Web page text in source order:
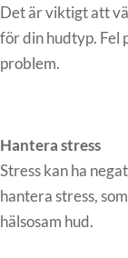
Det är viktigt att
för din hudtyp. Fel
problem.
Hantera stress
Stress kan ha
hantera stress,
hälsosam hud.